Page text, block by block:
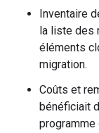
Inventaire
la liste des
éléments
migration.
Coûts et
bénéficiait